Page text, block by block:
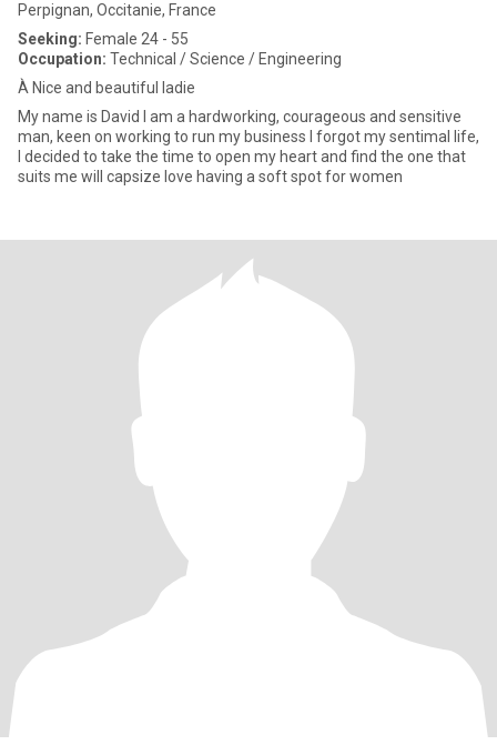
Perpignan, Occitanie, France
Seeking: Female 24 - 55
Occupation: Technical / Science / Engineering
À Nice and beautiful ladie
My name is David I am a hardworking, courageous and sensitive
man, keen on working to run my business I forgot my sentimal life,
I decided to take the time to open my heart and find the one that
suits me will capsize love having a soft spot for women